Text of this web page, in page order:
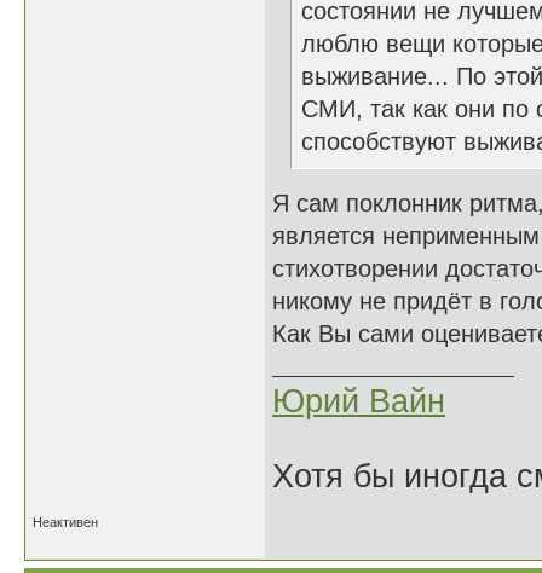
состоянии не
люблю вещи
выживание... По
СМИ, так как они по
способствуют
Я сам поклонник
является
стихотворении
никому не придёт в
Как Вы сами
Юрий Вайн
Хотя бы иногда
Неактивен